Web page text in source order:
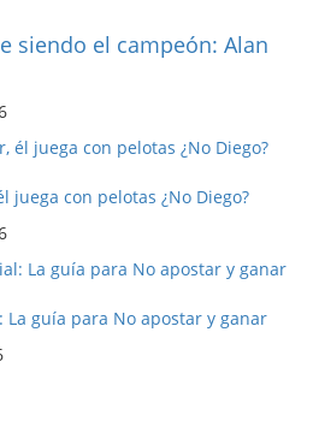
siendo el campeón: Alan
juega con pelotas ¿No Diego?
La guía para No apostar y ganar